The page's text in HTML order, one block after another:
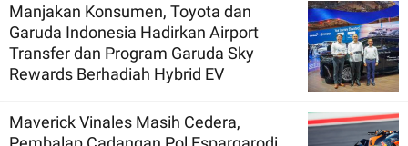
Manjakan Konsumen, Toyota dan
Garuda Indonesia Hadirkan Airport
Transfer dan Program Garuda Sky
Rewards Berhadiah Hybrid EV
Maverick Vinales Masih Cedera,